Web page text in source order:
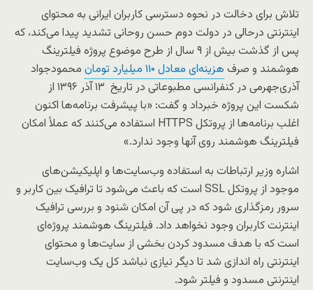
تلاش برای دخالت در نحوه دسترسی کاربران ایرانی به محتوای
اینترنتی درحالی در دولت دوم حسن روحانی تشدید پیدا می‌کند، که
پس از گذشت بیش از ۹ سال از طرح موضوع پروژه فیلترینگ‌
هوشمند و صرف هزینه‌ای معادل ۱۱۰ میلیارد تومان
محمودجواد
آذری‌جهرمی در کنفرانسی مطبوعاتی در تاریخ ۱۳ آذر ۱۳۹۶ از
شکست این پروژه خبرداد و گفت: «با پیشرفت برنامه‌ها اکنون
اغلب برنامه‌ها از پروتکل HTTPS استفاده می‌کنند که عملاً امکان
فیلترینگ هوشمند روی آنها وجود ندارد.»
اشاره‌ وزیر ارتباطات به استفاده وب‌سایت‌ها و اپلیکیشن‌های
موجود از پروتکل SSL است که باعث می‌شود تا ترافیک بین کاربر و
سرور رمزگذاری شود که در پی آن امکان شنود و بررسی ترافیک
اینترنت کاربران وجود نخواهد داد. فیلترینگ هوشمند پروژه‌ای
است که با هدف مسدود کردن بخشی از سایت‌ها و محتوای
اینترنتی راه اندازی شد تا دیگر نیازی نباشد کل یک وب‌سایت
اینترنتی مسدود و فیلتر شود.